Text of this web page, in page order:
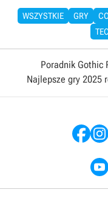
WSZYSTKIE GRY
Poradnik Gothic
Najlepsze gry 2025